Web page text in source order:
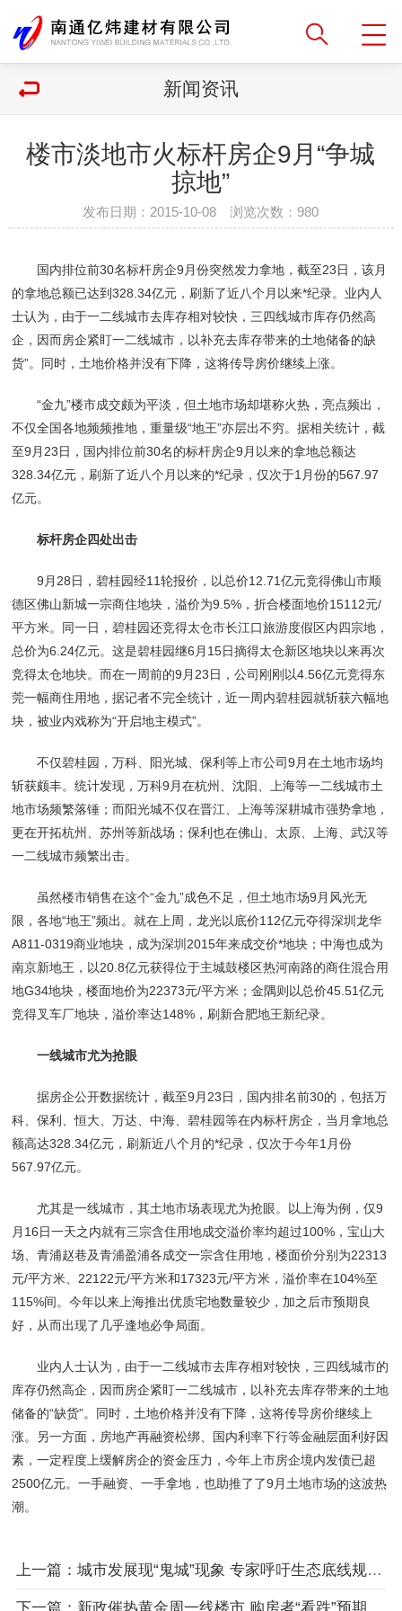
新闻资讯
楼市淡地市火标杆房企9月“争城
掠地”
发布日期：2015-10-08 浏览次数： 980
国内排位前30名标杆房企9月份突然发力拿地，截至23日，该月
的拿地总额已达到328.34亿元，刷新了近八个月以来*纪录。业内人
士认为，由于一二线城市去库存相对较快，三四线城市库存仍然高
企，因而房企紧盯一二线城市，以补充去库存带来的土地储备的缺
货”。同时，土地价格并没有下降，这将传导房价继续上涨。
“金九”楼市成交颇为平淡，但土地市场却堪称火热，亮点频出，
不仅全国各地频频推地，重量级“地王”亦层出不穷。据相关统计，截
至9月23日，国内排位前30名的标杆房企9月以来的拿地总额达
328.34亿元，刷新了近八个月以来的*纪录，仅次于1月份的567.97
亿元。
标杆房企四处出击
9月28日，碧桂园经11轮报价，以总价12.71亿元竞得佛山市顺
德区佛山新城一宗商住地块，溢价为9.5%，折合楼面地价15112元/
平方米。同一日，碧桂园还竞得太仓市长江口旅游度假区内四宗地，
总价为6.24亿元。这是碧桂园继6月15日摘得太仓新区地块以来再次
竞得太仓地块。而在一周前的9月23日，公司刚刚以4.56亿元竞得东
莞一幅商住用地，据记者不完全统计，近一周内碧桂园就斩获六幅地
块，被业内戏称为“开启地主模式”。
不仅碧桂园，万科、阳光城、保利等上市公司9月在土地市场均
斩获颇丰。统计发现，万科9月在杭州、沈阳、上海等一二线城市土
地市场频繁落锤；而阳光城不仅在晋江、上海等深耕城市强势拿地，
更在开拓杭州、苏州等新战场；保利也在佛山、太原、上海、武汉等
一二线城市频繁出击。
虽然楼市销售在这个“金九”成色不足，但土地市场9月风光无
限，各地“地王”频出。就在上周，龙光以底价112亿元夺得深圳龙华
A811-0319商业地块，成为深圳2015年来成交价*地块；中海也成为
南京新地王，以20.8亿元获得位于主城鼓楼区热河南路的商住混合用
地G34地块，楼面地价为22373元/平方米；金隅则以总价45.51亿元
竞得叉车厂地块，溢价率达148%，刷新合肥地王新纪录。
一线城市尤为抢眼
据房企公开数据统计，截至9月23日，国内排名前30的，包括万
科、保利、恒大、万达、中海、碧桂园等在内标杆房企，当月拿地总
额高达328.34亿元，刷新近八个月的*纪录，仅次于今年1月份
567.97亿元。
尤其是一线城市，其土地市场表现尤为抢眼。以上海为例，仅9
月16日一天之内就有三宗含住用地成交溢价率均超过100%，宝山大
场、青浦赵巷及青浦盈浦各成交一宗含住用地，楼面价分别为22313
元/平方米、22122元/平方米和17323元/平方米，溢价率在104%至
115%间。今年以来上海推出优质宅地数量较少，加之后市预期良
好，从而出现了几乎逢地必争局面。
业内人士认为，由于一二线城市去库存相对较快，三四线城市的
库存仍然高企，因而房企紧盯一二线城市，以补充去库存带来的土地
储备的“缺货”。同时，土地价格并没有下降，这将传导房价继续上
涨。另一方面，房地产再融资松绑、国内利率下行等金融层面利好因
素，一定程度上缓解房企的资金压力，今年上市房企境内发债已超
2500亿元。一手融资、一手拿地，也助推了了9月土地市场的这波热
潮。
上一篇：城市发展现“鬼城”现象 专家呼吁生态底线规划先行